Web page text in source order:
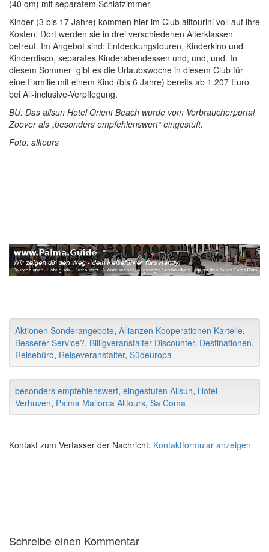
(40 qm) mit separatem Schlafzimmer.
Kinder (3 bis 17 Jahre) kommen hier im Club alltourini voll auf ihre
Kosten. Dort werden sie in drei verschiedenen Alterklassen
betreut. Im Angebot sind: Entdeckungstouren, Kinderkino und
Kinderdisco, separates Kinderabendessen und, und, und. In
diesem Sommer gibt es die Urlaubswoche in diesem Club für
eine Familie mit einem Kind (bis 6 Jahre) bereits ab 1.207 Euro
bei All-inclusive-Verpflegung.
BU: Das allsun Hotel Orient Beach wurde vom Verbraucherportal
Zoover als „besonders empfehlenswert“ eingestuft.
Foto: alltours
Aktionen Sonderangebote, Allianzen Kooperationen Kartelle,
Besserer Service?, Billigveranstalter Discounter, Destinationen,
Reisebüro, Reiseveranstalter, Südeuropa
besonders empfehlenswert, eingestufen Allsun, Hotel
Verhuven, Palma Mallorca Alltours, Sa Coma
Kontakt zum Verfasser der Nachricht: Kontaktformular anzeigen
Schreibe einen Kommentar